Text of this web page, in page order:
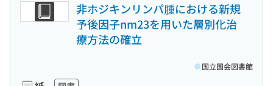
非ホジキンリンパ腫における新規
予後因子nm23を用いた層別化治
療方法の確立
国立国会図書館